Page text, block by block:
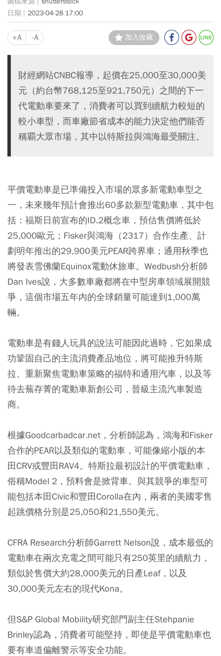
2023-04-28 17:00
+A -A 加入收藏
財經網站CNBC報導，起價在25,000至30,000美
元（約台幣768,125至921,750元）之間的下一
代電動車要來了，消費者可以買到續航力較短的
較小車型，而車廠節省成本的能力決定他們能否
稱覇大眾市場，其中以特斯拉與鴻海最受關注。
平價電動車是已準備投入市場的眾多新電動車型之
一，未來幾年預計會推出60多款新型電動車，其中包
括：福斯日前宣布的ID.2概念車，預估售價將低於
25,000歐元；Fisker與鴻海（2317）合作生產、計
劃明年推出的29,900美元PEAR跨界車；通用秋季也
將發表雪佛蘭Equinox電動休旅車。Wedbush分析師
Dan Ives說，大多數車廠都將在中型房車領域展開競
爭，這個市場五年內的全球銷量可能達到1,000萬
輛。
電動車是有錢人玩具的說法可能因此過時，它如果成
功鞏固自己的主流消費產品地位，將可能推升特斯
拉、重新聚焦電動車策略的福特和通用汽車，以及等
待去蕪存菁的電動車新創公司，晉級主流汽車製造
商。
根據Goodcarbadcar.net，分析師認為，鴻海和Fisker
合作的PEAR以及類似的電動車，可能像縮小版的本
田CRV或豐田RAV4。特斯拉最初設計的平價電動車，
俗稱Model 2，預料會是掀背車。與其競爭的車型可
能包括本田Civic和豐田Corolla在內，兩者的美國零售
起跳價格分別是25,050和21,550美元。
CFRA Research分析師Garrett Nelson說，成本最低的
電動車在兩次充電之間可能只有250英里的續航力，
類似於售價大約28,000美元的日產Leaf，以及
30,000美元左右的現代Kona。
但S&P Global Mobility研究部門副主任Stehpanie
Brinley認為，消費者可能堅持，即使是平價電動車也
要有車道偏離警示等安全功能。